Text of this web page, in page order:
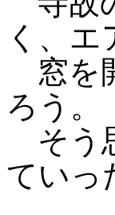
く、
窓を
ろう。
そう
ていっ